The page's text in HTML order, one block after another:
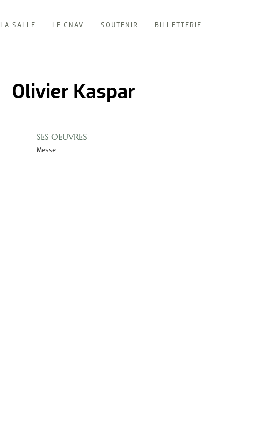
LA SALLE LE CNAV SOUTENIR BILLETTERIE
Olivier Kaspar
SES OEUVRES
Messe